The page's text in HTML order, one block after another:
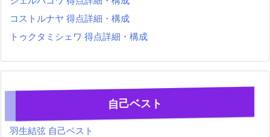
コストルナヤ 得点詳細・構成
トゥクタミシェワ 得点詳細・構成
自己ベスト
羽生結弦 自己ベスト